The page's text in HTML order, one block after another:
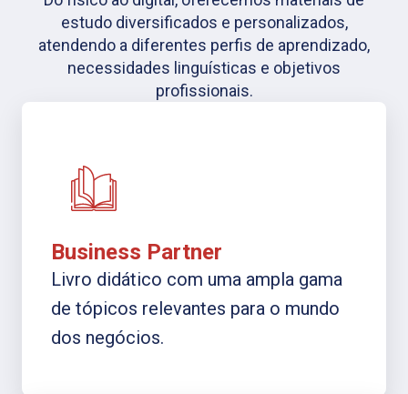
estudo diversificados e personalizados,
atendendo a diferentes perfis de aprendizado,
necessidades linguísticas e objetivos
profissionais.
Business Partner
Livro didático com uma ampla gama
de tópicos relevantes para o mundo
dos negócios.